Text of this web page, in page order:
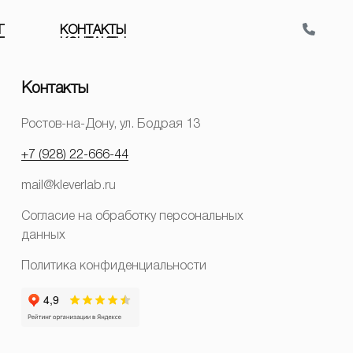
КОН ТАКТ Ы
Контакты
Ростов-на-Дону, ул. Бодрая 13
+7 (928) 22-666-44
mail@kleverlab.ru
Согласие на обработку персональных
данных
Политика конфиденциальности